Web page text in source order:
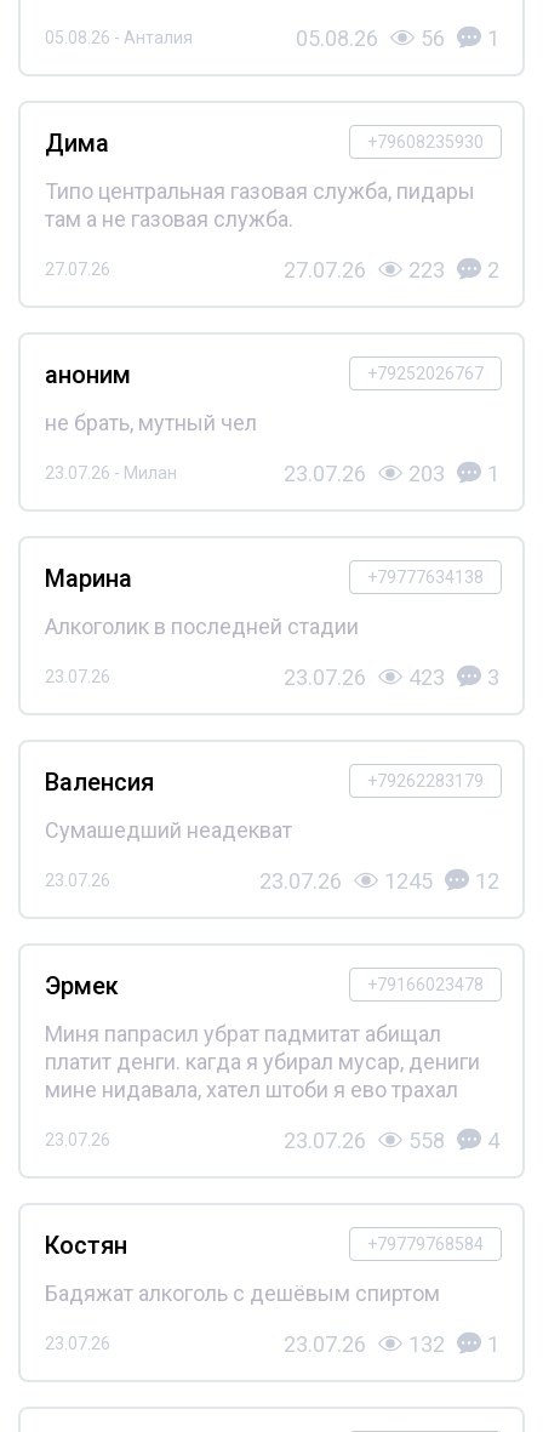
05.08.26 - Анталия 05.08.26 56 1
+79608235930
Дима
Типо центральная газовая служба, пидары
там а не газовая служба.
27.07.26 27.07.26 223 2
+79252026767
аноним
не брать, мутный чел
23.07.26 - Милан 23.07.26 203 1
+79777634138
Марина
Алкоголик в последней стадии
23.07.26 23.07.26 423 3
+79262283179
Валенсия
Сумашедший неадекват
23.07.26 23.07.26 1245 12
+79166023478
Эрмек
Миня папрасил убрат падмитат абищал
платит денги. кагда я убирал мусар, дениги
мине нидавала, хател штоби я ево трахал
23.07.26 23.07.26 558 4
+79779768584
Костян
Бадяжат алкоголь с дешёвым спиртом
23.07.26 23.07.26 132 1